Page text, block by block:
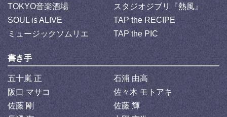
TOKYO音楽酒場
スタジオジブリ『熱風』
SOUL is ALIVE
TAP the RECIPE
ミュージックソムリエ
TAP the PIC
書き手
五十嵐 正
石浦 由高
阪口 マサコ
佐々木 モトアキ
佐藤 剛
佐藤 輝